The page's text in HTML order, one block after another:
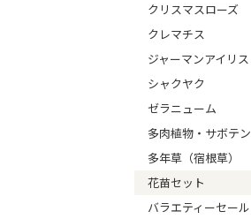
クリスマスローズ
クレマチス
ジャーマンアイリス
シャクヤク
ゼラニューム
多肉植物・サボテン
多年草（宿根草）
花苗セット
バラエティーセール